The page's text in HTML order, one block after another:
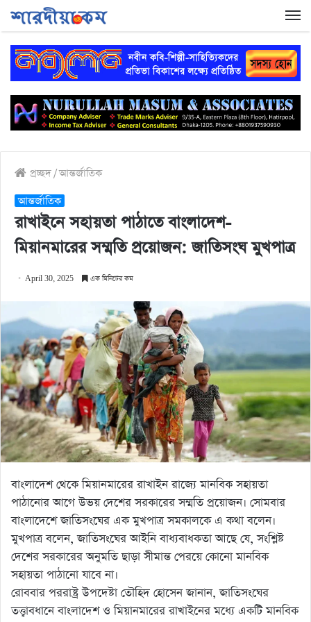
প্রচ্ছদ/আন্তর্জাতিক
আন্তর্জাতিক
রাখাইনে সহায়তা পাঠাতে বাংলাদেশ-
মিয়ানমারের সম্মতি প্রয়োজন: জাতিসংঘ মুখপাত্র
April 30, 2025 এক মিনিটের কম
বাংলাদেশ থেকে মিয়ানমারের রাখাইন রাজ্যে মানবিক সহায়তা
পাঠানোর আগে উভয় দেশের সরকারের সম্মতি প্রয়োজন। সোমবার
বাংলাদেশে জাতিসংঘের এক মুখপাত্র সমকালকে এ কথা বলেন।
মুখপাত্র বলেন, জাতিসংঘের আইনি বাধ্যবাধকতা আছে যে, সংশ্লিষ্ট
দেশের সরকারের অনুমতি ছাড়া সীমান্ত পেরয়ে কোনো মানবিক
সহায়তা পাঠানো যাবে না।
রোববার পররাষ্ট্র উপদেষ্টা তৌহিদ হোসেন জানান, জাতিসংঘের
তত্ত্বাবধানে বাংলাদেশ ও মিয়ানমারের রাখাইনের মধ্যে একটি মানবিক